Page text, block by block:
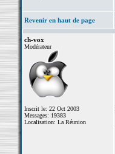
Revenir en haut de page
ch-vox
Modérateur
Inscrit le: 22 Oct 2003
Messages: 19383
Localisation: La Réunion